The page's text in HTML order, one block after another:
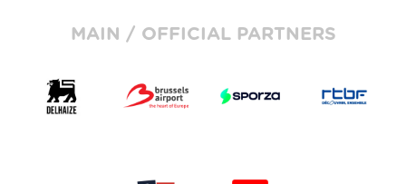
MAIN / OFFICIAL PARTNERS